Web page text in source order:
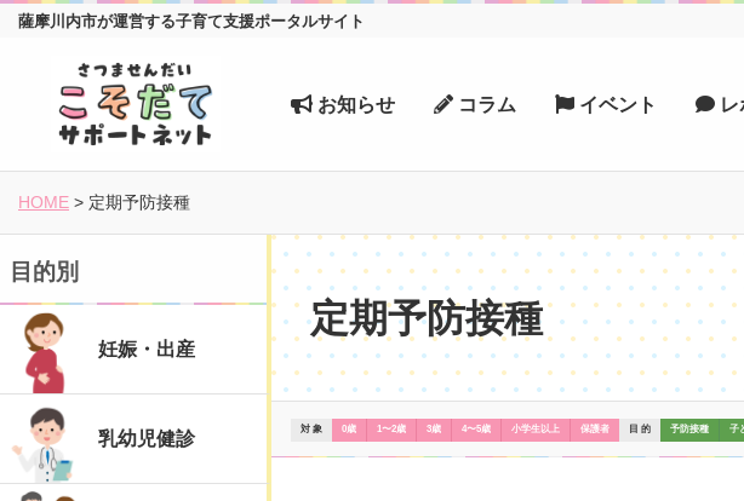
薩摩川内市が運営する子育て支援ポータルサイト
お知らせ コラム イベント
レ
HOME > 定期予防接種
定期予防接種
対 象 0歳 1〜2歳 3歳 4〜5歳 小学生以上 保護者 目 的 予防接種 子
目的別
妊娠・出産
乳幼児健診